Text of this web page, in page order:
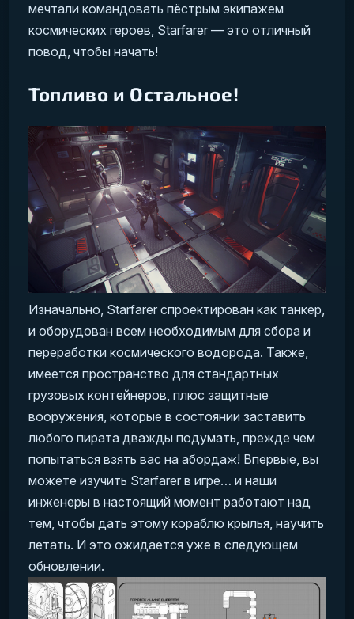
мечтали командовать пёстрым экипажем
космических героев, Starfarer — это отличный
повод, чтобы начать!
Топливо и Остальное!
Изначально, Starfarer спроектирован как танкер,
и оборудован всем необходимым для сбора и
переработки космического водорода. Также,
имеется пространство для стандартных
грузовых контейнеров, плюс защитные
вооружения, которые в состоянии заставить
любого пирата дважды подумать, прежде чем
попытаться взять вас на абордаж! Впервые, вы
можете изучить Starfarer в игре… и наши
инженеры в настоящий момент работают над
тем, чтобы дать этому кораблю крылья, научить
летать. И это ожидается уже в следующем
обновлении.